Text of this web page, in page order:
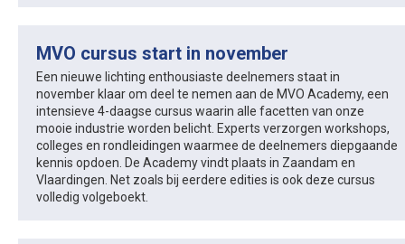
MVO cursus start in november
Een nieuwe lichting enthousiaste deelnemers staat in
november klaar om deel te nemen aan de MVO Academy, een
intensieve 4-daagse cursus waarin alle facetten van onze
mooie industrie worden belicht. Experts verzorgen workshops,
colleges en rondleidingen waarmee de deelnemers diepgaande
kennis opdoen. De Academy vindt plaats in Zaandam en
Vlaardingen. Net zoals bij eerdere edities is ook deze cursus
volledig volgeboekt.